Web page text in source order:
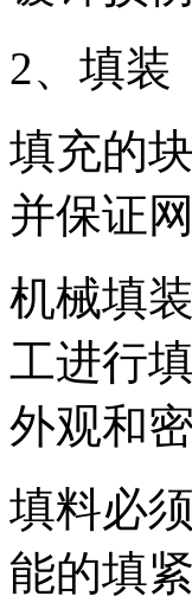
2、填装
填充的
并保证
机械填
工进行
外观和
填料必
能的填